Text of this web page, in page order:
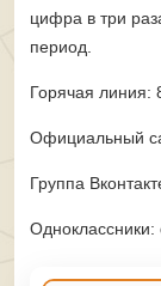
цифра в три
период.
Горячая линия:
Официальный
Группа